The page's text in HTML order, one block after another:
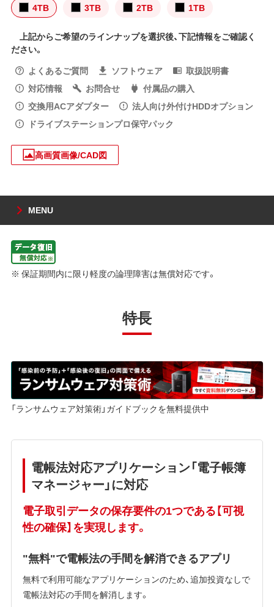
4TB 3TB 2TB 1TB
上記からご希望のラインナップを選択後、下記情報をご確認く
ださい。
よくあるご質問
ソフトウェア
取扱説明書
対応情報
お問合せ
付属品の購入
交換用ACアダプター
法人向け外付けHDDオプション
ドライブステーションプロ保守パック
高画質画像/CAD図
MENU
※ 保証期間内に限り軽度の論理障害は無償対応です。
特長
「ランサムウェア対策術」ガイドブックを無料提供中
電帳法対応アプリケーション「電子帳簿
マネージャー」に対応
電子取引データの保存要件の1つである【可視
性の確保】を実現します。
"無料"で電帳法の手間を解消できるアプリ
無料で利用可能なアプリケーションのため、追加投資なしで
電帳法対応の手間を解消します。